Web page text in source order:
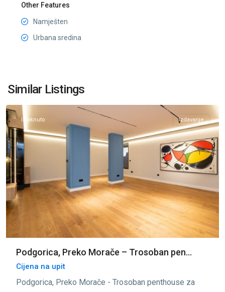
Other Features
Namješten
Urbana sredina
Similar Listings
Morače
Podgorica
Istaknuto Izdavanje
Podgorica, Preko Morače – Trosoban pen...
Cijena na upit
Podgorica, Preko Morače - Trosoban penthouse za